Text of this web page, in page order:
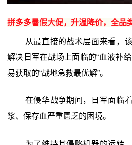
拼多多暑假大促，升温降价，全品
从最直接的战术层面来看，
解决日军在战场上面临的“血液补
易获取的“战地急救最优解”。
在侵华战争期间，日军面临
浆、保存血严重匮乏的困境。